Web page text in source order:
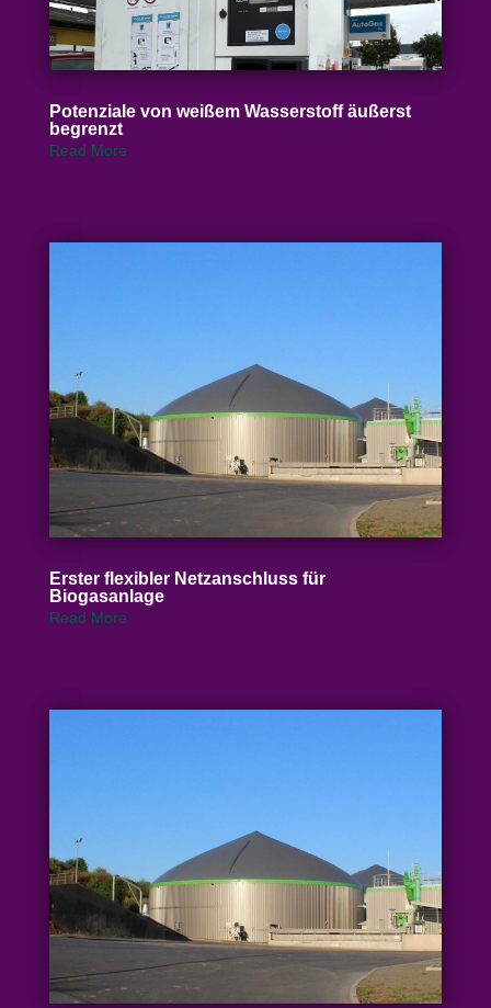
Poten­ziale von weißem Wasser­stoff äußerst
begrenzt
Read More
Erster flexibler Netz­an­schluss für
Biogasanlage
Read More